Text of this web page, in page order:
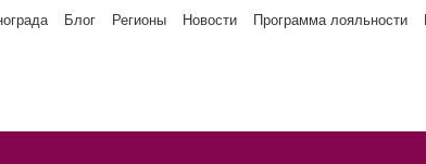
Блог Регионы Новости Программа лояльности